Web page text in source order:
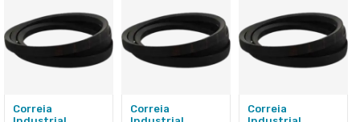
Correia
Correia
Correia